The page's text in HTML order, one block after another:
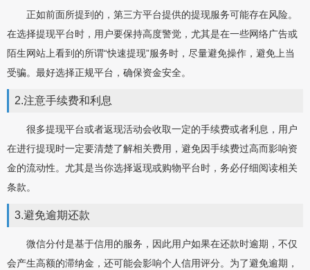
正如前面所提到的，第三方平台提供的提现服务可能存在风险。
在选择提现平台时，用户要保持高度警觉，尤其是在一些网络广告或
陌生网站上看到的所谓“快速提现”服务时，尽量避免操作，避免上当
受骗。最好选择正规平台，确保资金安全。
2.注意手续费和利息
很多提现平台或者返现活动会收取一定的手续费或者利息，用户
在进行提现时一定要清楚了解相关费用，避免因手续费过高而影响资
金的流动性。尤其是当你选择返现或购物平台时，务必仔细阅读相关
条款。
3.避免逾期还款
微信分付是基于信用的服务，因此用户如果在还款时逾期，不仅
会产生高额的滞纳金，还可能会影响个人信用评分。为了避免逾期，